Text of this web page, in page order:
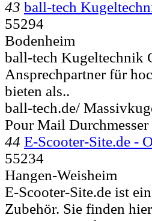
43 ball-tech
55294
Bodenheim
ball-tech Kugeltechnik
Ansprechpartner für
bieten als..
ball-tech.de/
Pour Mail Durchmesser
44 E-Scooter-Site.de -
55234
Hangen-Weisheim
E-Scooter-Site.de ist
Zubehör. Sie finden